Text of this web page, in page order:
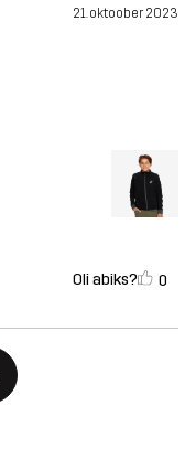
21. oktoober 2023
Oli abiks? 0